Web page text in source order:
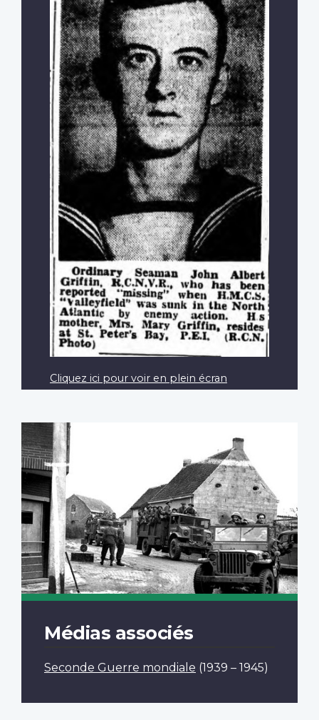
Cliquez ici pour voir en plein écran
Médias associés
Seconde Guerre mondiale (1939 – 1945)